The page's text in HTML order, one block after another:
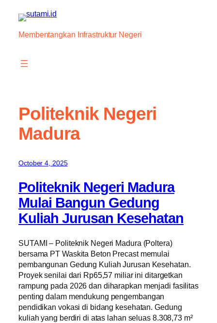
content
Membentangkan Infrastruktur Negeri
Politeknik Negeri
Madura
October 4, 2025
Politeknik Negeri Madura
Mulai Bangun Gedung
Kuliah Jurusan Kesehatan
SUTAMI – Politeknik Negeri Madura (Poltera)
bersama PT Waskita Beton Precast memulai
pembangunan Gedung Kuliah Jurusan Kesehatan.
Proyek senilai dari Rp65,57 miliar ini ditargetkan
rampung pada 2026 dan diharapkan menjadi fasilitas
penting dalam mendukung pengembangan
pendidikan vokasi di bidang kesehatan. Gedung
kuliah yang berdiri di atas lahan seluas 8.308,73 m²